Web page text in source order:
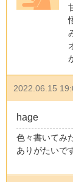
2022.06.15
hage
色々書いてみ
ありがたいで